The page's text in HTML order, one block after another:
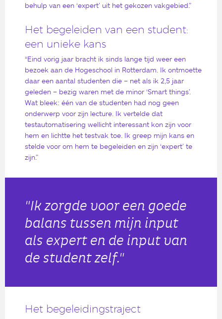
behulp van een ‘expert’ uit het gekozen vakgebied.”
Het begeleiden van een student:
een unieke kans
“Eind vorig jaar bracht ik sinds lange tijd weer een
bezoek aan de Hogeschool in Rotterdam. Ik ontmoette
daar een aantal studenten die – net als ik 2,5 jaar
geleden – bezig waren met de minor ‘Smart things’.
Wat bleek: één van de studenten had nog geen
onderwerp voor zijn lecture. Ik vertelde dat
testautomatisering wellicht interessant kon zijn voor
hem en lichtte het testvak toe. Ik greep mijn kans en
stelde voor om hem te begeleiden en zijn ‘expert’ te
zijn.”
"Ik zorgde voor een goede
balans tussen mijn input
als expert en de input van
de student zelf."
Het begeleidingstraject